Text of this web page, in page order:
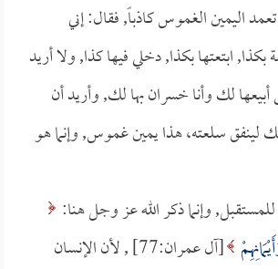
اليمين الغموس كاذباً, فقال: إني
ابتعتها بكذا, دخلي فيها كذا, ولا أريد
أبيعها لك وأنا خسران بها لك, وأريد أن
لينفق سلعته، هذا يمين غموس, وإنما هو
وإنما ذكر الله عز وجل هنا:
[آل عمران:77] , لأن الإنسان